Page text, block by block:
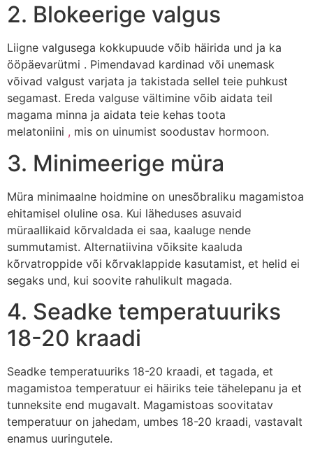
2. Blokeerige valgus
Liigne valgusega kokkupuude võib häirida und ja ka
ööpäevarütmi . Pimendavad kardinad või unemask
võivad valgust varjata ja takistada sellel teie puhkust
segamast. Ereda valguse vältimine võib aidata teil
magama minna ja aidata teie kehas toota
melatoniini , mis on uinumist soodustav hormoon.
3. Minimeerige müra
Müra minimaalne hoidmine on unesõbraliku magamistoa
ehitamisel oluline osa. Kui läheduses asuvaid
müraallikaid kõrvaldada ei saa, kaaluge nende
summutamist. Alternatiivina võiksite kaaluda
kõrvatroppide või kõrvaklappide kasutamist, et helid ei
segaks und, kui soovite rahulikult magada.
4. Seadke temperatuuriks
18-20 kraadi
Seadke temperatuuriks 18-20 kraadi, et tagada, et
magamistoa temperatuur ei häiriks teie tähelepanu ja et
tunneksite end mugavalt. Magamistoas soovitatav
temperatuur on jahedam, umbes 18-20 kraadi, vastavalt
enamus uuringutele.